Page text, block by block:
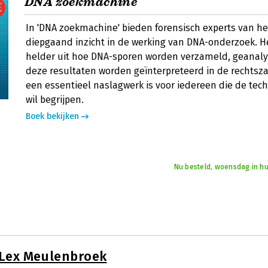
In 'DNA zoekmachine' bieden forensisch experts van
diepgaand inzicht in de werking van DNA-onderzoek.
helder uit hoe DNA-sporen worden verzameld,
deze resultaten worden geïnterpreteerd in de
een essentieel naslagwerk is voor iedereen die de
wil begrijpen.
Boek bekijken
Nu besteld, woensdag in
Meulenbroek